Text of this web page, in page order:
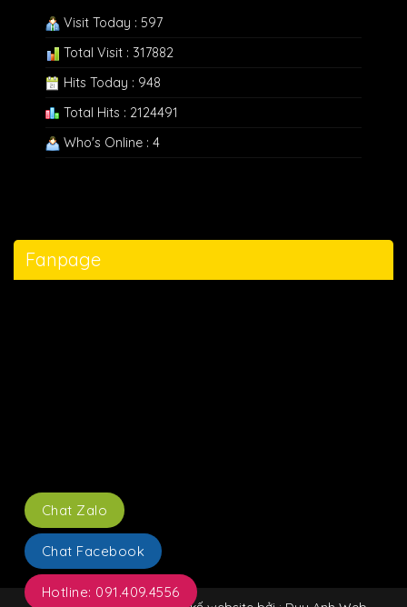
Chat Zalo
Chat Facebook
Hotline: 091.409.4556
Visit Today : 597
Total Visit : 317882
Hits Today : 948
Total Hits : 2124491
Who's Online : 4
Fanpage